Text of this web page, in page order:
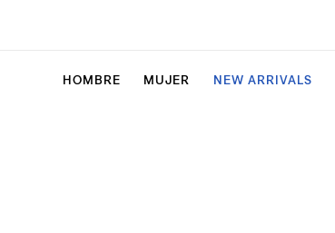
HOMBRE MUJER NEW ARRIVALS